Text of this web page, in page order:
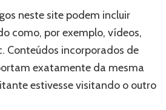
neste site podem incluir
como, por exemplo, vídeos,
Conteúdos incorporados de
exatamente da mesma
estivesse visitando o outro